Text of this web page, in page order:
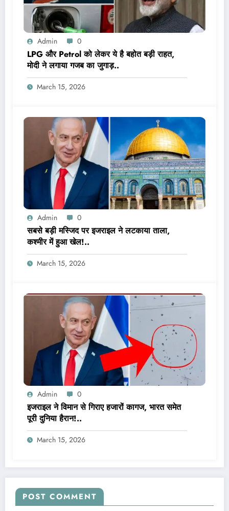
Admin 0
LPG और Petrol को लेकर ये है बहोत बड़ी राहत,
मोदी ने लगाया गजब का जुगाड़..
March 15, 2026
Admin 0
सबसे बड़ी मस्जिद पर इजराइल ने लटकाया ताला,
कश्मीर में हुआ खेल!..
March 15, 2026
Admin 0
इजराइल ने विमान से गिराए हजारों कागज, भारत समेत
पूरी दुनिया हैरान!..
March 15, 2026
POST COMMENT